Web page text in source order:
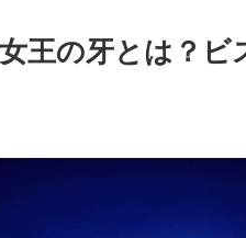
王の牙とは？ビ